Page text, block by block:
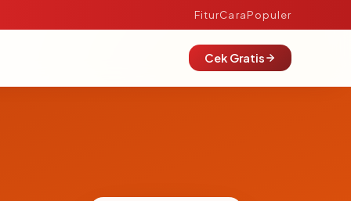
FiturCaraPopuler
Cek Gratis